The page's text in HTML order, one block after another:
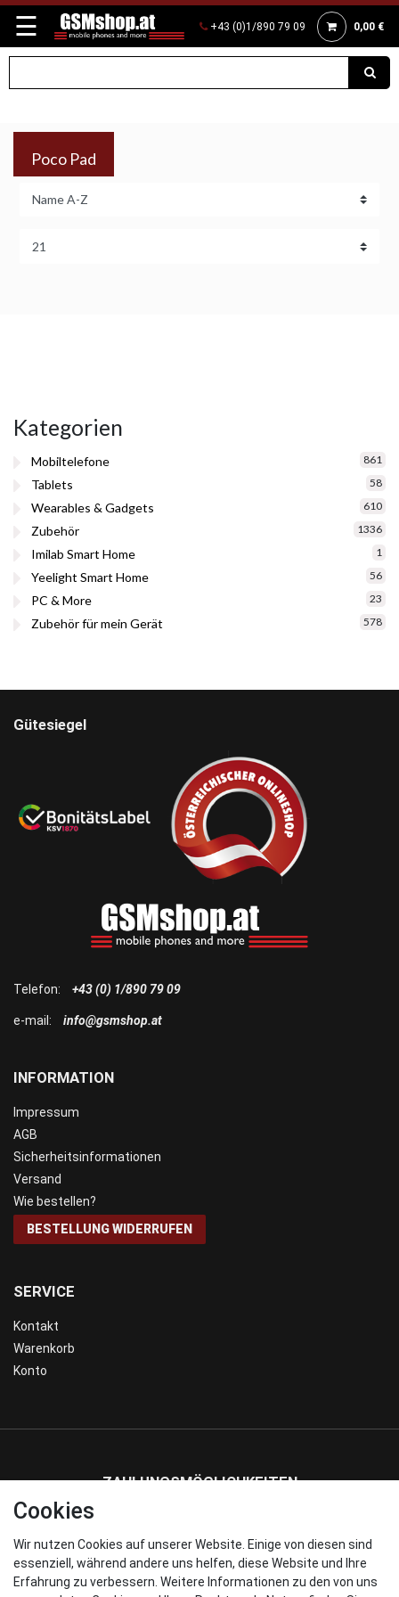
☰ +43 (0)1/890 79 09 0,00 €
Poco Pad
Kategorien
Mobiltelefone 861
Tablets 58
Wearables & Gadgets 610
Zubehör 1336
Imilab Smart Home 1
Yeelight Smart Home 56
PC & More 23
Zubehör für mein Gerät 578
SERVICE
Kontakt
Warenkorb
Konto
INFORMATION
Impressum
AGB
Sicherheitsinformationen
Versand
Wie bestellen?
BESTELLUNG WIDERRUFEN
Telefon: +43 (0) 1/890 79 09
e-mail: info@gsmshop.at
Gütesiegel
ZAHLUNGSMÖGLICHKEITEN
WIR VERSENDEN MIT
Cookies
Wir nutzen Cookies auf unserer Website. Einige von diesen sind
essenziell, während andere uns helfen, diese Website und Ihre
Erfahrung zu verbessern. Weitere Informationen zu den von uns